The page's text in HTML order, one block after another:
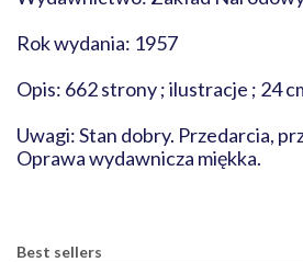
Rok wydania: 1957
Opis: 662 strony ; ilustracje ; 24
Uwagi: Stan dobry. Przedarcia,
Oprawa wydawnicza miękka.
Best sellers